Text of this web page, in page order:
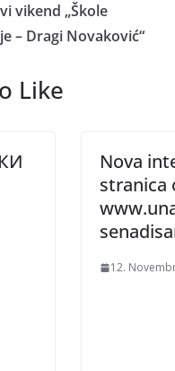
vikend „Škole
– Dragi Novaković“
Like
Nova
stranica
12.